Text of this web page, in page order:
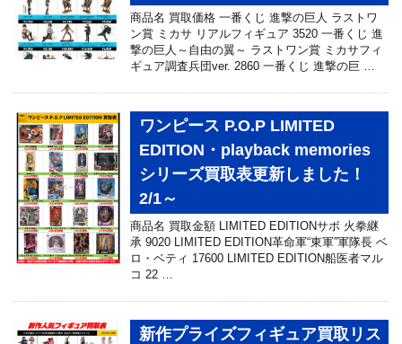
商品名 買取価格 一番くじ 進撃の巨人 ラストワ
ン賞 ミカサ リアルフィギュア 3520 一番くじ 進
撃の巨人～自由の翼～ ラストワン賞 ミカサフィ
ギュア調査兵団ver. 2860 一番くじ 進撃の巨 …
ワンピース P.O.P LIMITED
EDITION・playback memories
シリーズ買取表更新しました！
2/1～
商品名 買取金額 LIMITED EDITIONサボ 火拳継
承 9020 LIMITED EDITION革命軍“東軍”軍隊長 ベ
ロ・ベティ 17600 LIMITED EDITION船医者マル
コ 22 …
新作プライズフィギュア買取リス